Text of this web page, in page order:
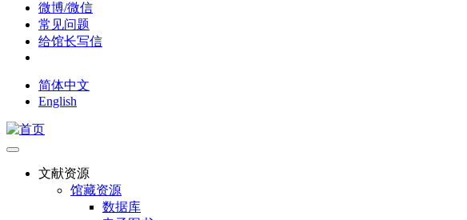
微博/微信
常见问题
给馆长写信
简体中文
English
文献资源
馆藏资源
数据库